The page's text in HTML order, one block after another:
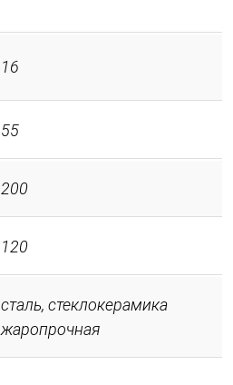
16
55
200
120
сталь, стеклокерамика
жаропрочная